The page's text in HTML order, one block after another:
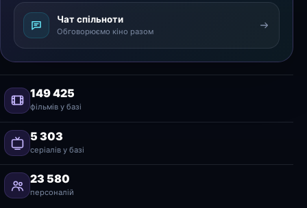
Чат спільноти
Обговорюємо кіно разом
149 425
фільмів у базі
5 303
серіалів у базі
23 580
персоналій